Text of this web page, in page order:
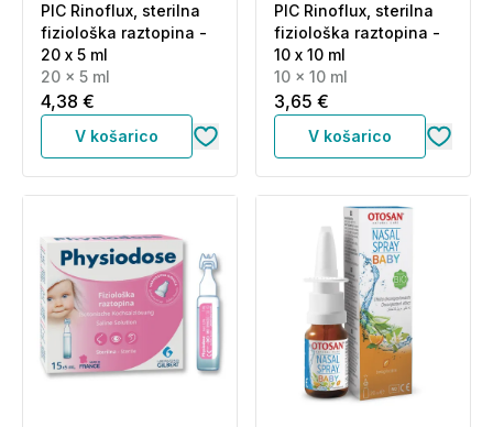
PIC Rinoflux, sterilna
fiziološka raztopina -
20 x 5 ml
20 x 5 ml
4,38 €
V košarico
PIC Rinoflux, sterilna
fiziološka raztopina -
10 x 10 ml
10 x 10 ml
3,65 €
V košarico